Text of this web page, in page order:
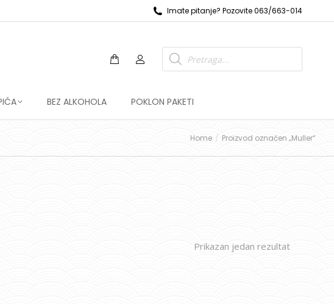
Imate pitanje? Pozovite 063/663-014
BEZ ALKOHOLA POKLON PAKETI
Home Proizvod označen „Muller“
Prikazan jedan rezultat